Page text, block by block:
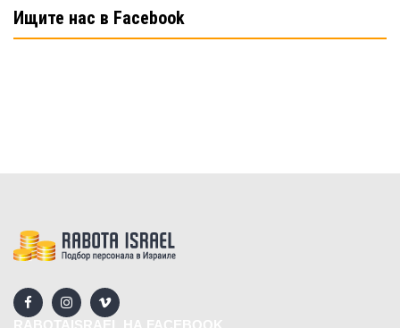
Ищите нас в Facebook